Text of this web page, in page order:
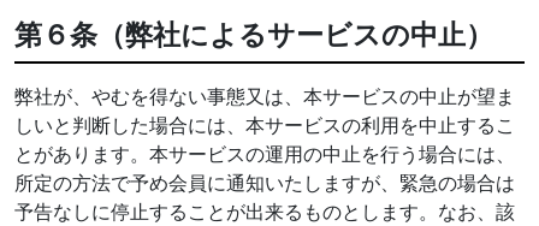
第６条（弊社によるサービスの中止）
弊社が、やむを得ない事態又は、本サービスの中止が望ま
しいと判断した場合には、本サービスの利用を中止するこ
とがあります。本サービスの運用の中止を行う場合には、
所定の方法で予め会員に通知いたしますが、緊急の場合は
予告なしに停止することが出来るものとします。なお、該